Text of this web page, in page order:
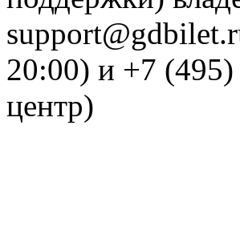
20:00) и +7 (495)
центр)